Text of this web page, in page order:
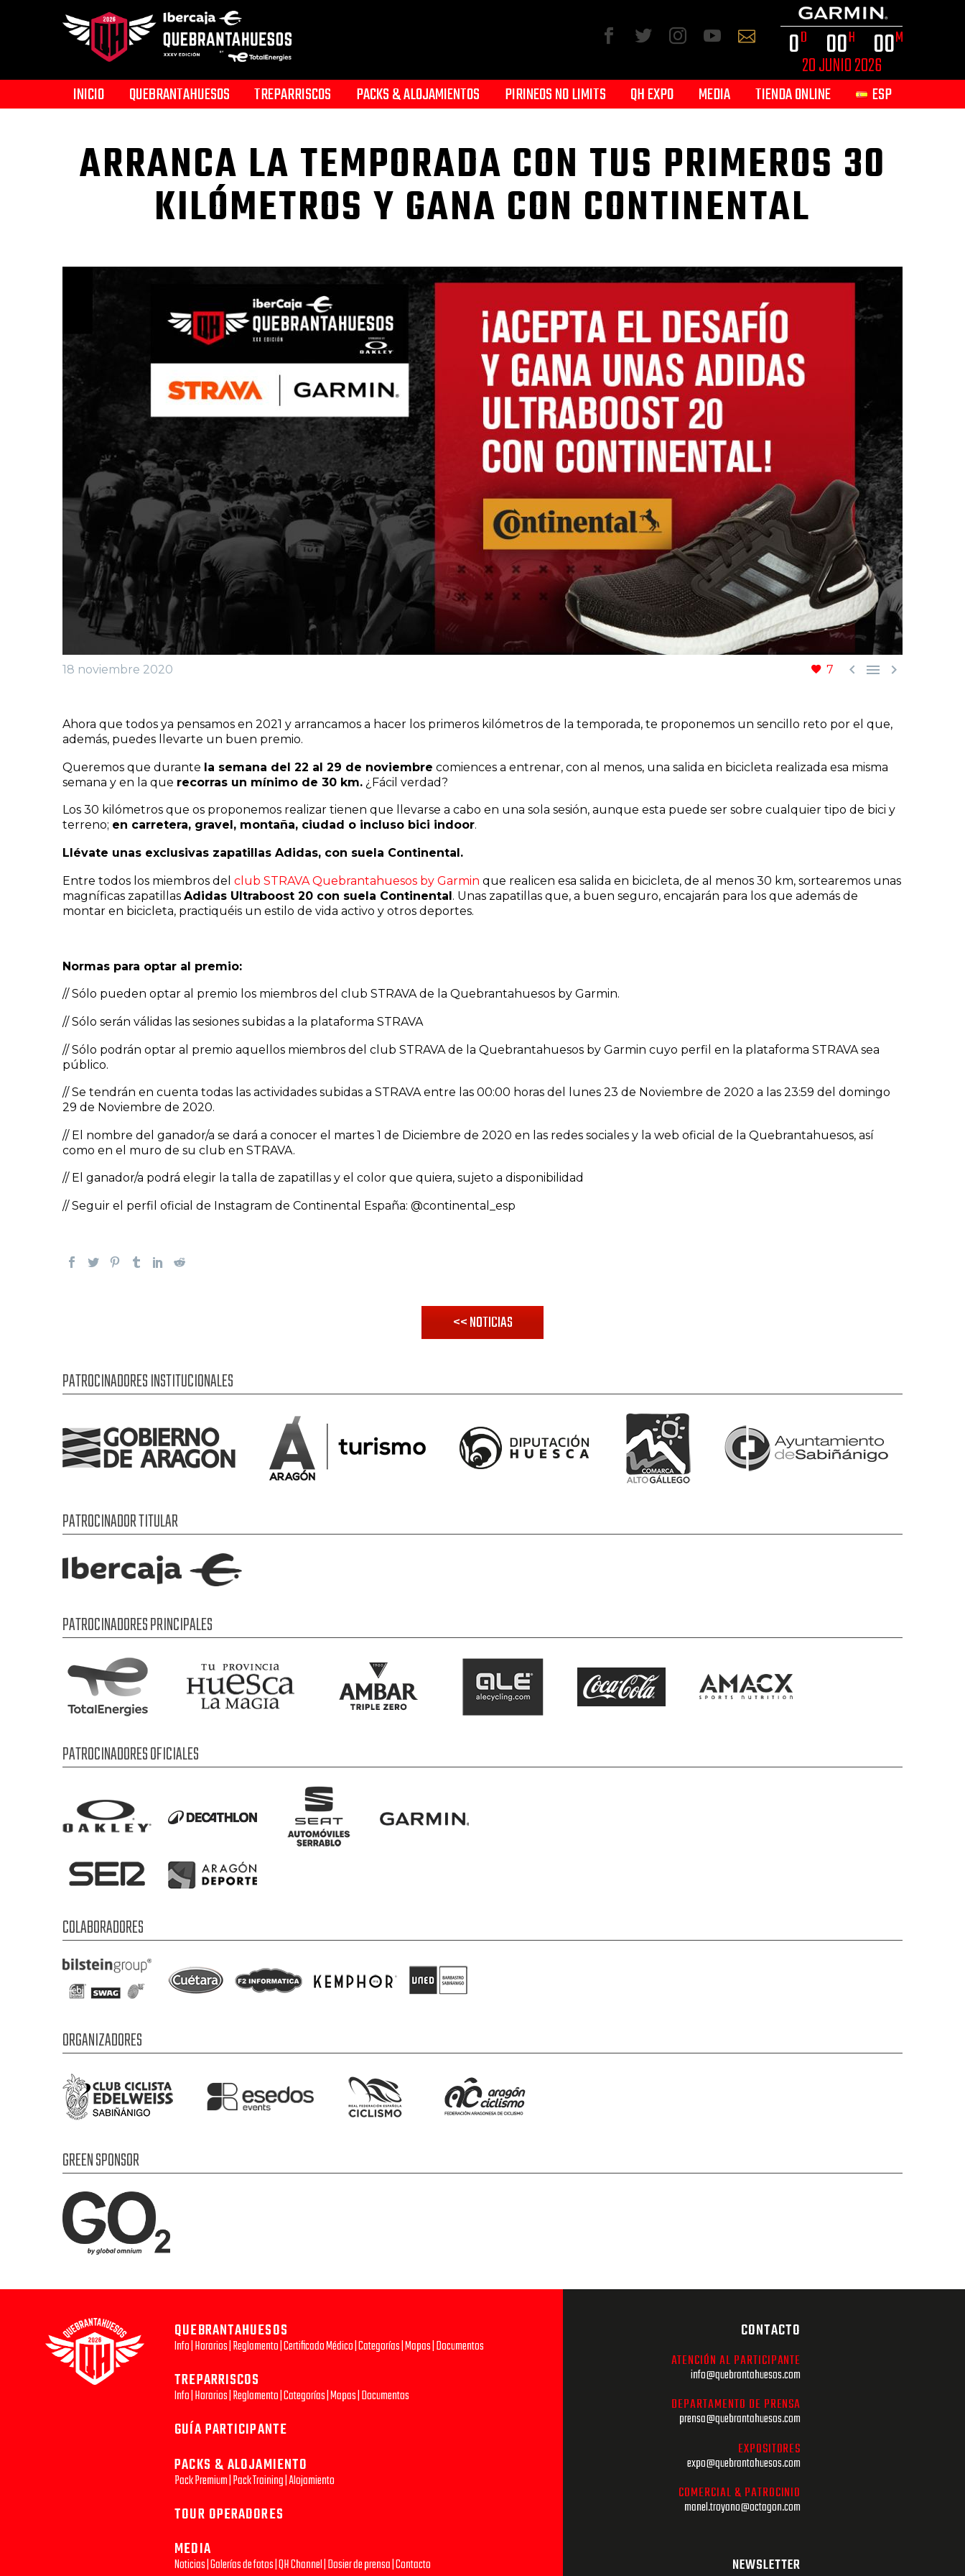
0D 00H 00M
20 JUNIO 2026
INICIO QUEBRANTAHUESOS TREPARRISCOS PACKS & ALOJAMIENTOS PIRINEOS NO LIMITS QH EXPO MEDIA TIENDA ONLINE ESP
ARRANCA LA TEMPORADA CON TUS PRIMEROS 30
KILÓMETROS Y GANA CON CONTINENTAL
7   
18 noviembre 2020
Ahora que todos ya pensamos en 2021 y arrancamos a hacer los primeros kilómetros de la temporada, te proponemos un sencillo reto por el que,
además, puedes llevarte un buen premio.
Queremos que durante la semana del 22 al 29 de noviembre comiences a entrenar, con al menos, una salida en bicicleta realizada esa misma
semana y en la que recorras un mínimo de 30 km. ¿Fácil verdad?
Los 30 kilómetros que os proponemos realizar tienen que llevarse a cabo en una sola sesión, aunque esta puede ser sobre cualquier tipo de bici y
terreno; en carretera, gravel, montaña, ciudad o incluso bici indoor.
Llévate unas exclusivas zapatillas Adidas, con suela Continental.
Entre todos los miembros del club STRAVA Quebrantahuesos by Garmin que realicen esa salida en bicicleta, de al menos 30 km, sortearemos unas
magníficas zapatillas Adidas Ultraboost 20 con suela Continental. Unas zapatillas que, a buen seguro, encajarán para los que además de
montar en bicicleta, practiquéis un estilo de vida activo y otros deportes.
Normas para optar al premio:
// Sólo pueden optar al premio los miembros del club STRAVA de la Quebrantahuesos by Garmin.
// Sólo serán válidas las sesiones subidas a la plataforma STRAVA
// Sólo podrán optar al premio aquellos miembros del club STRAVA de la Quebrantahuesos by Garmin cuyo perfil en la plataforma STRAVA sea
público.
// Se tendrán en cuenta todas las actividades subidas a STRAVA entre las 00:00 horas del lunes 23 de Noviembre de 2020 a las 23:59 del domingo
29 de Noviembre de 2020.
// El nombre del ganador/a se dará a conocer el martes 1 de Diciembre de 2020 en las redes sociales y la web oficial de la Quebrantahuesos, así
como en el muro de su club en STRAVA.
// El ganador/a podrá elegir la talla de zapatillas y el color que quiera, sujeto a disponibilidad
// Seguir el perfil oficial de Instagram de Continental España: @continental_esp
<< NOTICIAS
PATROCINADORES INSTITUCIONALES
PATROCINADOR TITULAR
PATROCINADORES PRINCIPALES
PATROCINADORES OFICIALES
COLABORADORES
ORGANIZADORES
GREEN SPONSOR
QUEBRANTAHUESOS
Info|Horarios|Reglamento|Certificado Médico|Categorías|Mapas|Documentos
TREPARRISCOS
Info|Horarios|Reglamento|Categorías|Mapas|Documentos
GUÍA PARTICIPANTE
PACKS & ALOJAMIENTO
Pack Premium|Pack Training|Alojamiento
TOUR OPERADORES
MEDIA
Noticias|Galerías de fotos|QH Channel|Dosier de prensa|Contacto
CONTACTO
ATENCIÓN AL PARTICIPANTE
info@quebrantahuesos.com
DEPARTAMENTO DE PRENSA
prensa@quebrantahuesos.com
EXPOSITORES
expo@quebrantahuesos.com
COMERCIAL & PATROCINIO
manel.troyano@octagon.com
NEWSLETTER